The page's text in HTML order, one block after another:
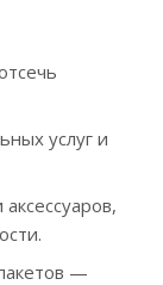
услуг и
—